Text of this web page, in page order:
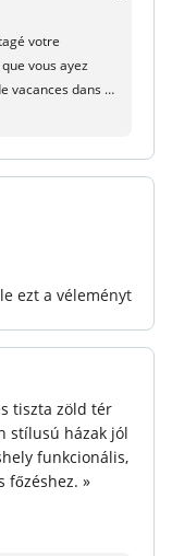
:
votre
vous ayez
vacances dans le
de vous
ezt a véleményt
tiszta zöld tér
stílusú házak jól
funkcionális,
főzéshez. »